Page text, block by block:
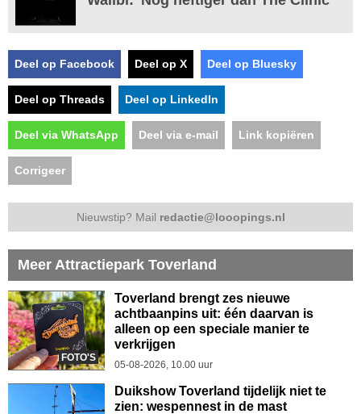
Deel op Facebook Deel op X Deel op Bluesky
Deel op Threads Deel op LinkedIn
Deel via WhatsApp Deel via e-mail Link kopiëren
Corrigeer
Nieuwstip? Mail redactie@looopings.nl
Meer Attractiepark Toverland
FOTO'S
Toverland brengt zes nieuwe
achtbaanpins uit: één daarvan is
alleen op een speciale manier te
verkrijgen
05-08-2026, 10.00 uur
Duikshow Toverland tijdelijk niet te
zien: wespennest in de mast